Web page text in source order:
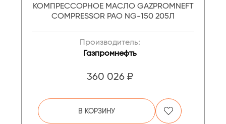
КОМПРЕССОРНОЕ МАСЛО GAZPROMNEFT
COMPRESSOR PAO NG-150 205Л
Производитель:
Газпромнефть
360 026 ₽
В КОРЗИНУ